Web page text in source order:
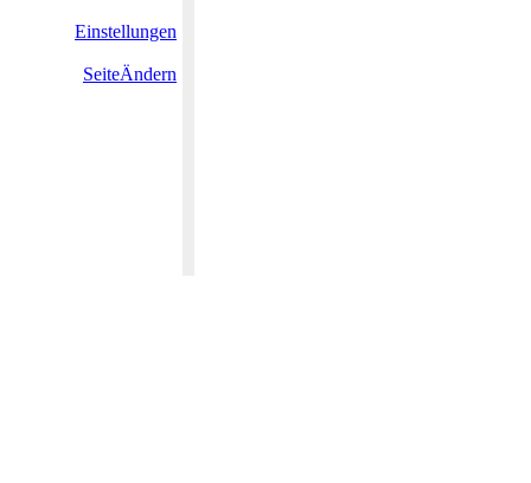
Einstellungen
SeiteÄndern